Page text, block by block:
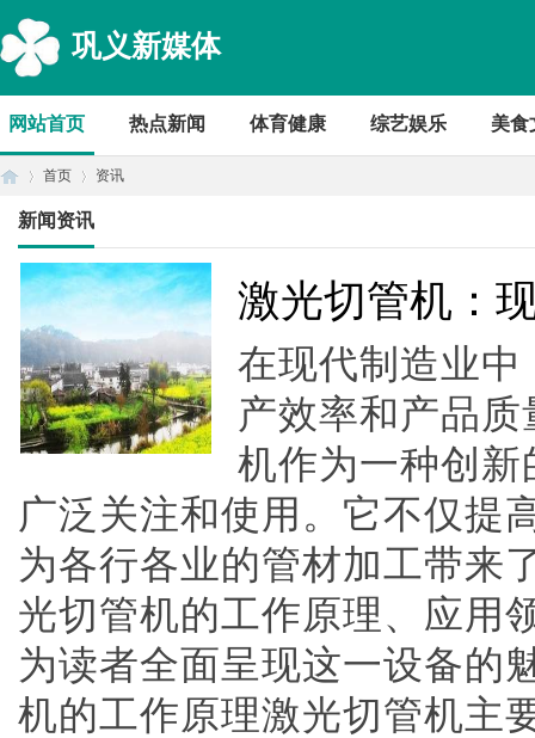
巩义新媒体
网站首页 热点新闻 体育健康 综艺娱乐 美食
›
首页
›
资讯
新闻资讯
激光切管机：
在现代制造业
产效率和产品
机作为一种创
广泛关注和使用。它不仅提
为各行各业的管材加工带来
光切管机的工作原理、应用
为读者全面呈现这一设备的
机的工作原理激光切管机主